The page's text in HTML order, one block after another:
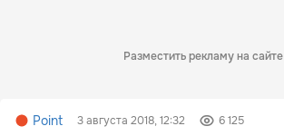
Разместить рекламу на сайте
Point 3 августа 2018, 12:32 6 125